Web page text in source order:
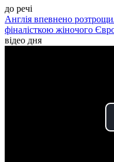
до речі
Англія впевнено
фіналісткою жіночого
відео дня